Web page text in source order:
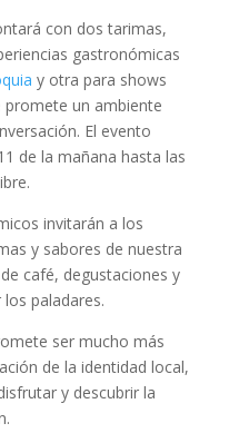
con dos tarimas,
gastronómicas
y otra para shows
promete un ambiente
El evento
de la mañana hasta las
invitarán a los
y sabores de nuestra
café, degustaciones y
paladares.
ser mucho más
de la identidad local,
y descubrir la